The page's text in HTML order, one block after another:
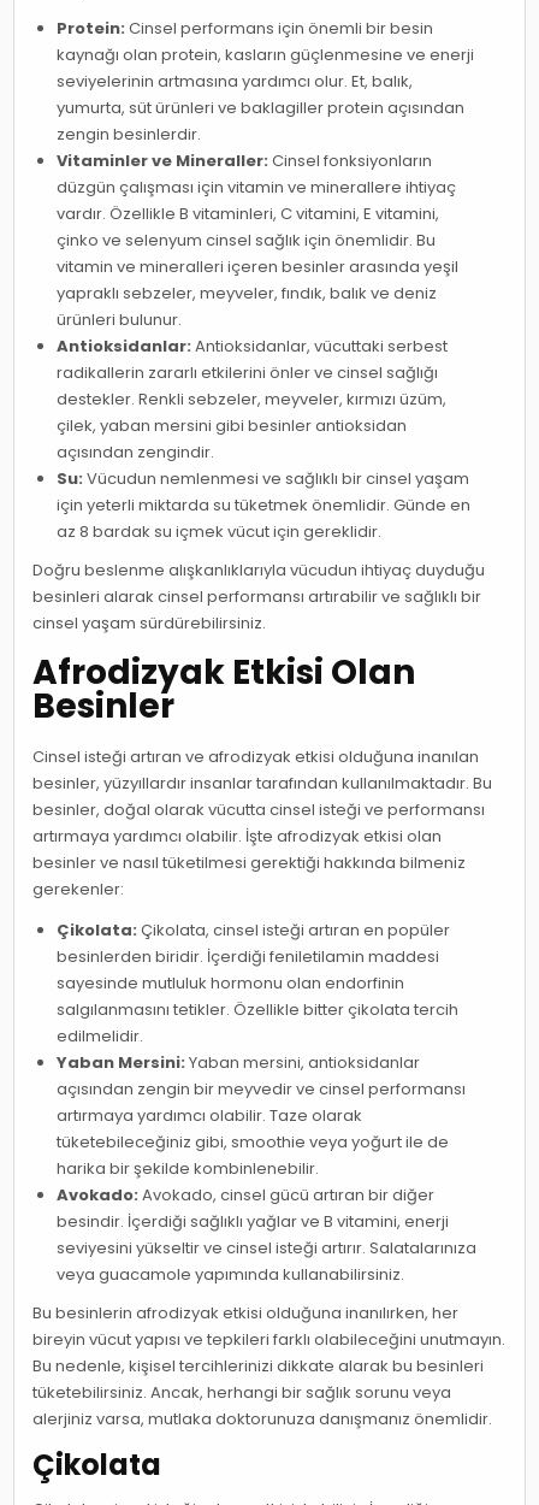
Protein: Cinsel performans için önemli bir besin
kaynağı olan protein, kasların güçlenmesine ve enerji
seviyelerinin artmasına yardımcı olur. Et, balık,
yumurta, süt ürünleri ve baklagiller protein açısından
zengin besinlerdir.
Vitaminler ve Mineraller: Cinsel fonksiyonların
düzgün çalışması için vitamin ve minerallere ihtiyaç
vardır. Özellikle B vitaminleri, C vitamini, E vitamini,
çinko ve selenyum cinsel sağlık için önemlidir. Bu
vitamin ve mineralleri içeren besinler arasında yeşil
yapraklı sebzeler, meyveler, fındık, balık ve deniz
ürünleri bulunur.
Antioksidanlar: Antioksidanlar, vücuttaki serbest
radikallerin zararlı etkilerini önler ve cinsel sağlığı
destekler. Renkli sebzeler, meyveler, kırmızı üzüm,
çilek, yaban mersini gibi besinler antioksidan
açısından zengindir.
Su: Vücudun nemlenmesi ve sağlıklı bir cinsel yaşam
için yeterli miktarda su tüketmek önemlidir. Günde en
az 8 bardak su içmek vücut için gereklidir.
Doğru beslenme alışkanlıklarıyla vücudun ihtiyaç duyduğu
besinleri alarak cinsel performansı artırabilir ve sağlıklı bir
cinsel yaşam sürdürebilirsiniz.
Afrodizyak Etkisi Olan
Besinler
Cinsel isteği artıran ve afrodizyak etkisi olduğuna inanılan
besinler, yüzyıllardır insanlar tarafından kullanılmaktadır. Bu
besinler, doğal olarak vücutta cinsel isteği ve performansı
artırmaya yardımcı olabilir. İşte afrodizyak etkisi olan
besinler ve nasıl tüketilmesi gerektiği hakkında bilmeniz
gerekenler:
Çikolata: Çikolata, cinsel isteği artıran en popüler
besinlerden biridir. İçerdiği feniletilamin maddesi
sayesinde mutluluk hormonu olan endorfinin
salgılanmasını tetikler. Özellikle bitter çikolata tercih
edilmelidir.
Yaban Mersini: Yaban mersini, antioksidanlar
açısından zengin bir meyvedir ve cinsel performansı
artırmaya yardımcı olabilir. Taze olarak
tüketebileceğiniz gibi, smoothie veya yoğurt ile de
harika bir şekilde kombinlenebilir.
Avokado: Avokado, cinsel gücü artıran bir diğer
besindir. İçerdiği sağlıklı yağlar ve B vitamini, enerji
seviyesini yükseltir ve cinsel isteği artırır. Salatalarınıza
veya guacamole yapımında kullanabilirsiniz.
Bu besinlerin afrodizyak etkisi olduğuna inanılırken, her
bireyin vücut yapısı ve tepkileri farklı olabileceğini unutmayın.
Bu nedenle, kişisel tercihlerinizi dikkate alarak bu besinleri
tüketebilirsiniz. Ancak, herhangi bir sağlık sorunu veya
alerjiniz varsa, mutlaka doktorunuza danışmanız önemlidir.
Çikolata